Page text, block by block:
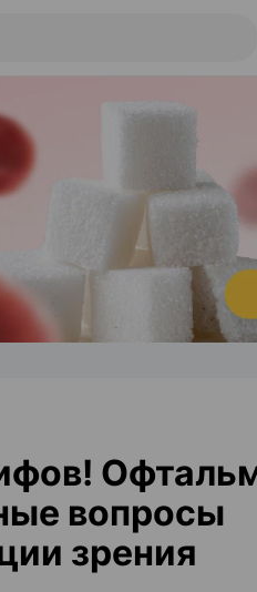
вопросы
зрения